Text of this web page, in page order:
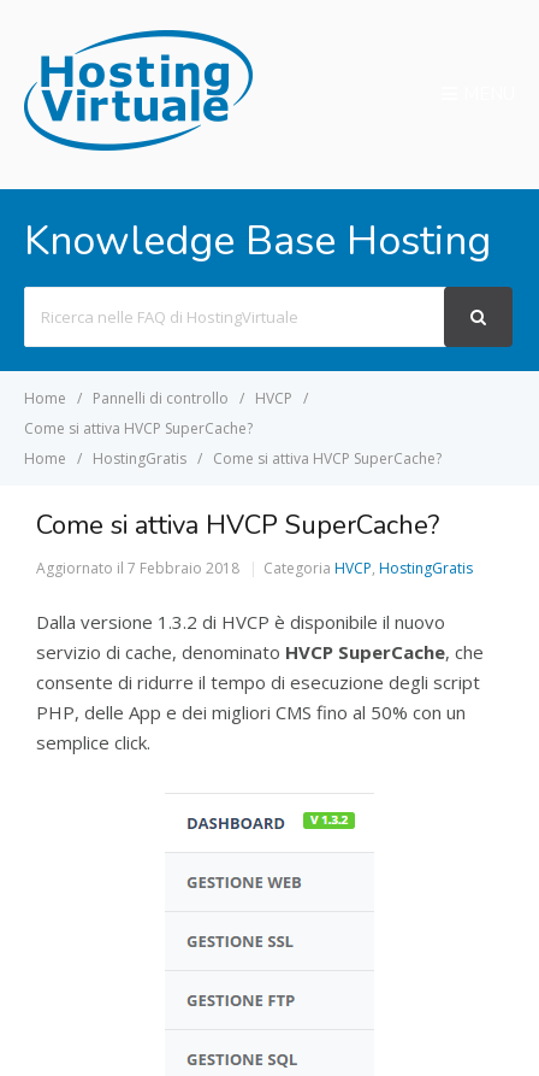
Knowledge Base Hosting
For
Home Pannelli di controllo
HVCP
Come si attiva HVCP SuperCache?
Home
HostingGratis Come si attiva HVCP SuperCache?
Come si attiva HVCP SuperCache?
Aggiornato il 7 Febbraio 2018 Categoria HVCP, HostingGratis
Dalla versione 1.3.2 di HVCP è disponibile il nuovo
servizio di cache, denominato HVCP SuperCache, che
consente di ridurre il tempo di esecuzione degli script
PHP, delle App e dei migliori CMS fino al 50% con un
semplice click.